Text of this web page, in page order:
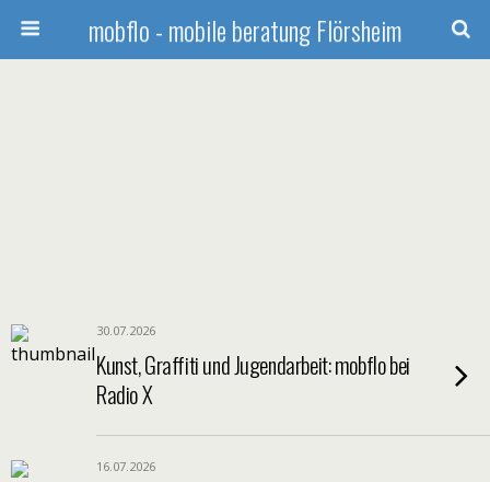
mobflo - mobile beratung Flörsheim
30.07.2026
Kunst, Graffiti und Jugendarbeit: mobflo bei
Radio X
16.07.2026